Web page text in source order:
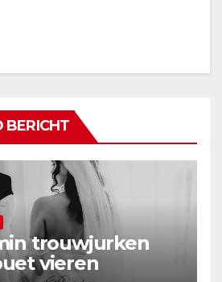
BERICHT
trouwjurken
vieren